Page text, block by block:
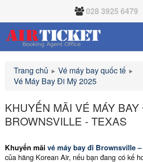
028 3925 6479
Trang chủ
Vé máy bay quốc tế
Vé Máy Bay Đi Mỹ 2025
KHUYẾN MÃI VÉ MÁY
BROWNSVILLE - TEXAS
Khuyến mãi vé máy bay đi Brownsville –
của hãng Korean Air, nếu bạn đang có kế